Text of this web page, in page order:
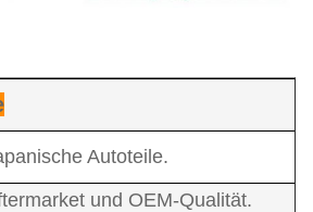
Autoteile.
und OEM-Qualität.